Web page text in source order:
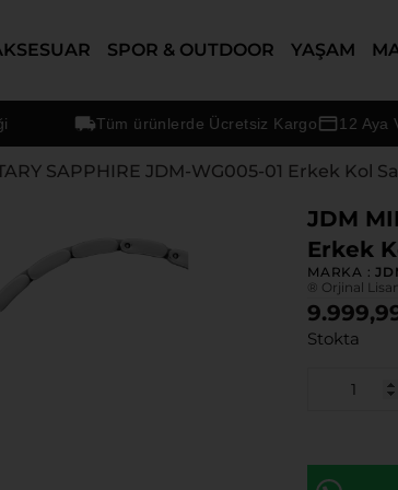
SPOR & OUTDOOR YAŞAM
Tüm ürünlerde Ücretsiz Kargo 12 Aya
SAPPHIRE JDM-WG005-01 Erkek Kol
JDM
Erkek
MARKA :
® Orjinal
Stokta